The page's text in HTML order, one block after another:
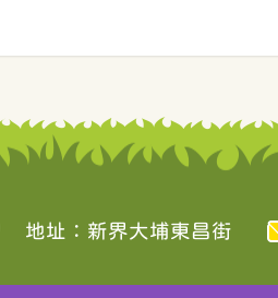
地址：新界大埔東昌街